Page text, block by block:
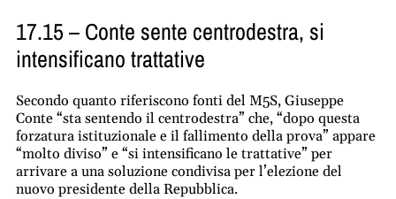
17.15 – Conte sente centrodestra, si
intensificano trattative
Secondo quanto riferiscono fonti del M5S, Giuseppe
Conte “sta sentendo il centrodestra” che, “dopo questa
forzatura istituzionale e il fallimento della prova” appare
“molto diviso” e “si intensificano le trattative” per
arrivare a una soluzione condivisa per l’elezione del
nuovo presidente della Repubblica.